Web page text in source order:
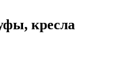
кресла